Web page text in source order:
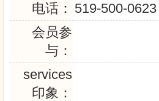
电话： 519-500-0623
会员参
与：
services
印象：